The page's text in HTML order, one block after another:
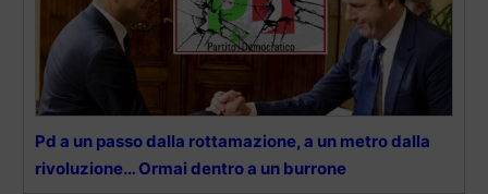
Pd a un passo dalla rottamazione, a un metro dalla
rivoluzione… Ormai dentro a un burrone